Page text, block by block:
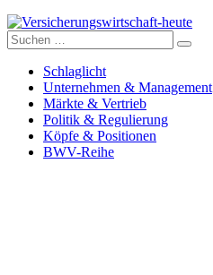
Versicherungswirtschaft-heute
Suche
nach:
Schlaglicht
Unternehmen & Management
Märkte & Vertrieb
Politik & Regulierung
Köpfe & Positionen
BWV-Reihe